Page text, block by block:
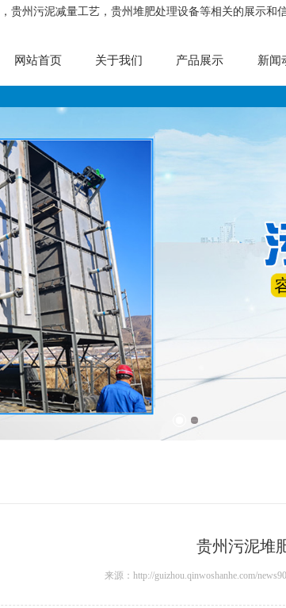
，贵州污泥减量工艺，贵州堆肥处理设备等相关的展示和
网站首页 关于我们 产品展示 新闻
贵州污泥堆
来源：http://guizhou.qinwoshanhe.com/